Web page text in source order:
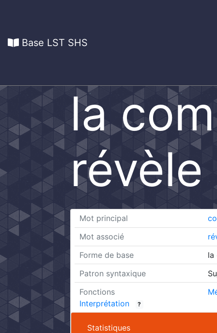
Base LST SHS
la
révèle
Mot principal
Mot associé
Forme de base
la
Patron syntaxique
Fonctions
Interprétation
?
Statistiques